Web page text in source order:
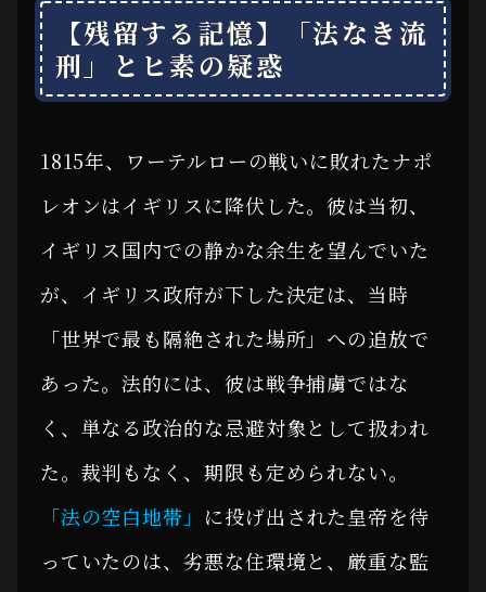
【残留する記憶】「法なき流
刑」とヒ素の疑惑
1815年、ワーテルローの戦いに敗れたナポ
レオンはイギリスに降伏した。彼は当初、
イギリス国内での静かな余生を望んでいた
が、イギリス政府が下した決定は、当時
「世界で最も隔絶された場所」への追放で
あった。法的には、彼は戦争捕虜ではな
く、単なる政治的な忌避対象として扱われ
た。裁判もなく、期限も定められない。
「法の空白地帯」 に投げ出された皇帝を待
っていたのは、劣悪な住環境と、厳重な監